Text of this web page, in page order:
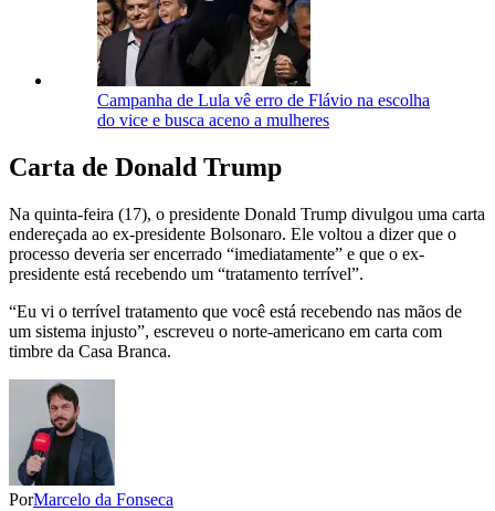
Campanha de Lula vê erro de Flávio na escolha
do vice e busca aceno a mulheres
Carta de Donald Trump
Na quinta-feira (17), o presidente Donald Trump divulgou uma carta
endereçada ao ex-presidente Bolsonaro. Ele voltou a dizer que o
processo deveria ser encerrado “imediatamente” e que o ex-
presidente está recebendo um “tratamento terrível”.
“Eu vi o terrível tratamento que você está recebendo nas mãos de
um sistema injusto”, escreveu o norte-americano em carta com
timbre da Casa Branca.
PorMarcelo da Fonseca